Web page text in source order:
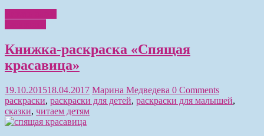
Книжка-раскраска «Спящая
красавица»
19.10.201518.04.2017 Марина Медведева 0 Comments
раскраски, раскраски для детей, раскраски для малышей,
сказки, читаем детям